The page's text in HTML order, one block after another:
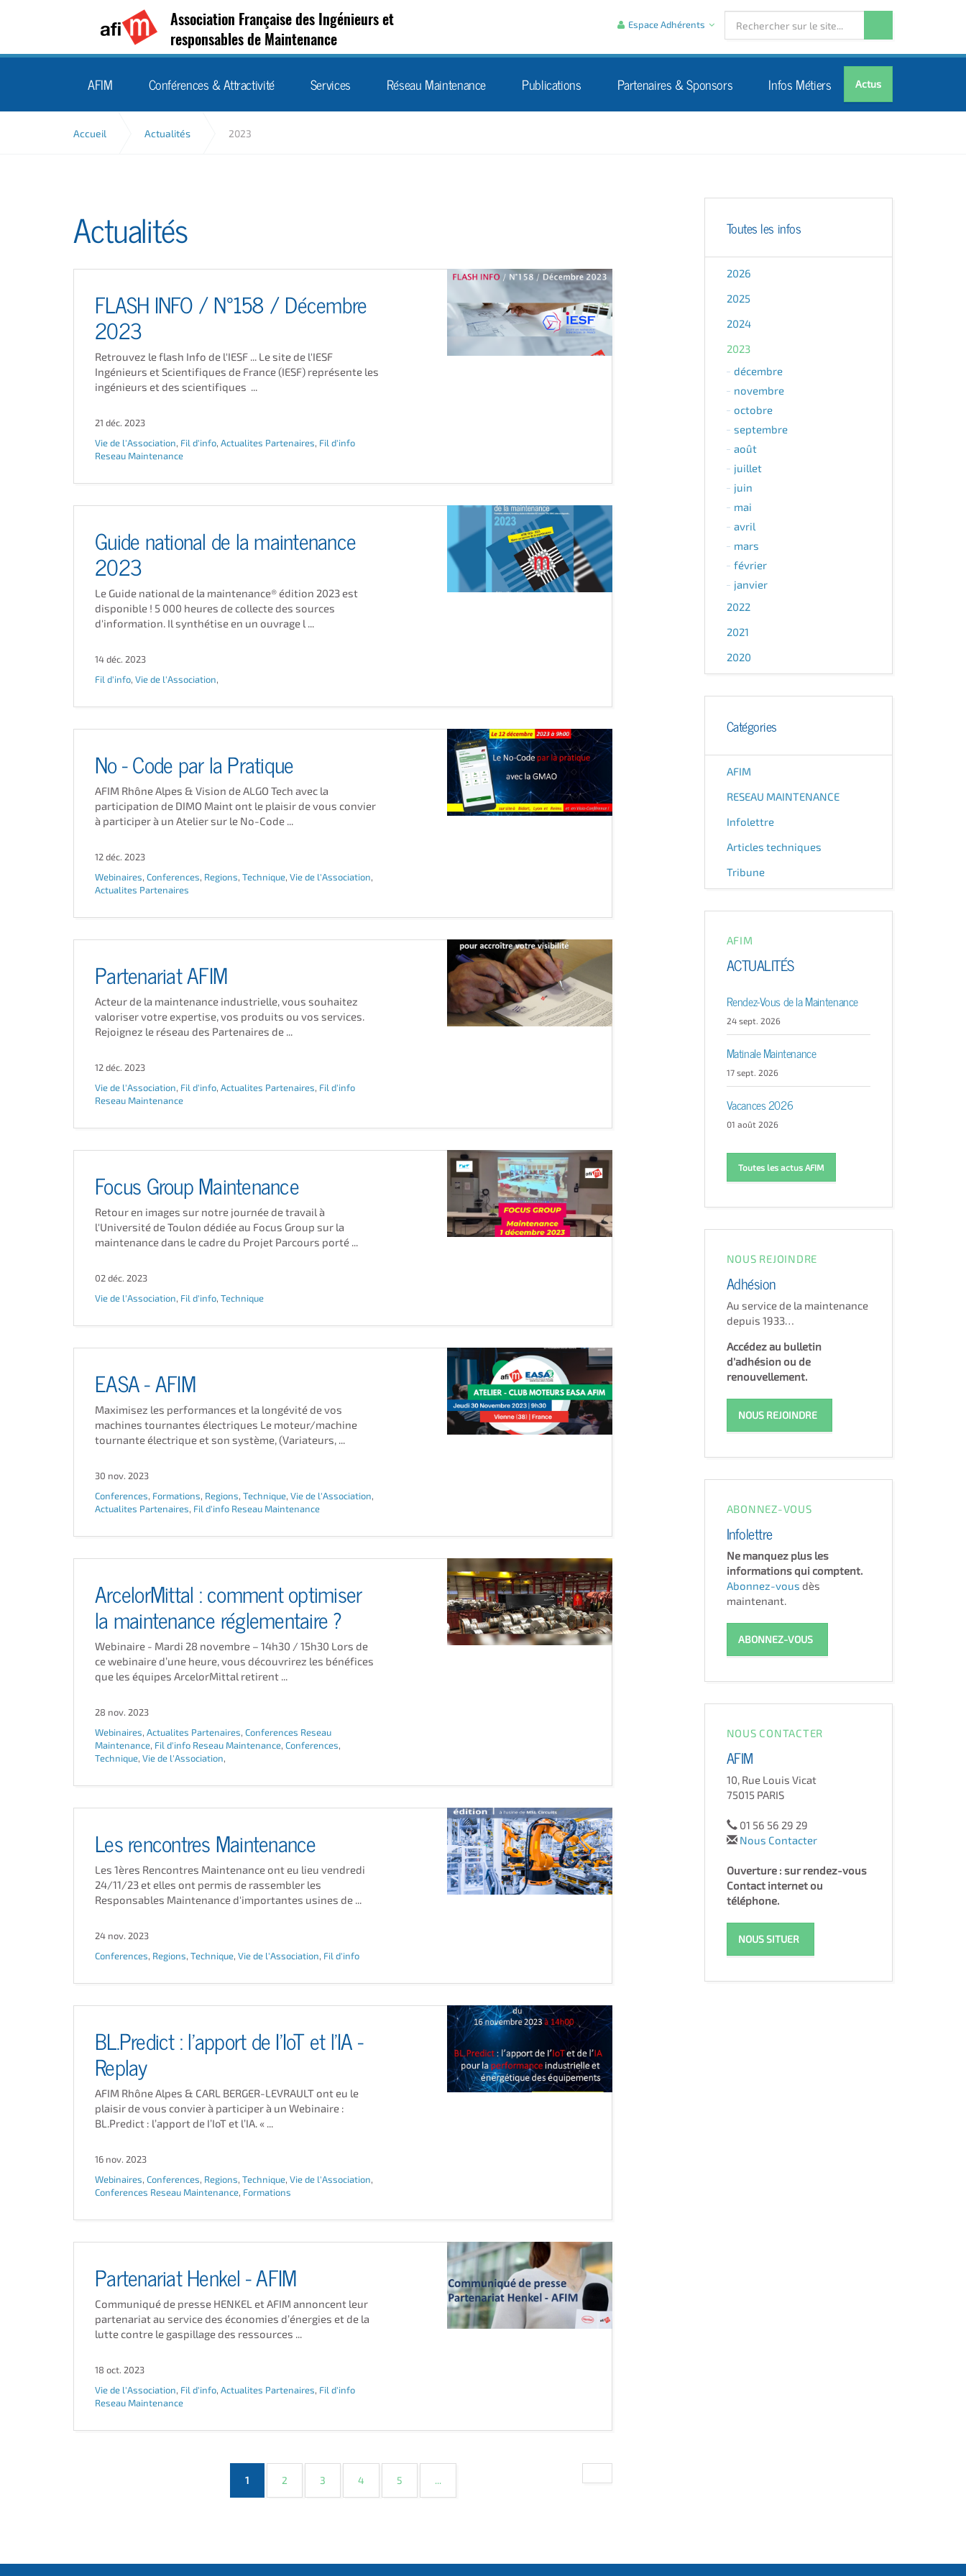
Association Française des Ingénieurs et
responsables de Maintenance
Actus
AFIM Conférences & Attractivité Services Réseau Maintenance Publications Partenaires & Sponsors Infos Métiers
Espace Adhérents
Accueil Actualités 2023
Actualités
FLASH INFO / N°158 / Décembre
2023
Retrouvez le flash Info de l'IESF ... Le site de l'IESF
Ingénieurs et Scientifiques de France (IESF) représente les
ingénieurs et des scientifiques ...
21 déc. 2023
Vie de l'Association, Fil d'info, Actualites Partenaires, Fil d'info
Reseau Maintenance
Guide national de la maintenance
2023
Le Guide national de la maintenance® édition 2023 est
disponible ! 5 000 heures de collecte des sources
d'information. Il synthétise en un ouvrage l ...
14 déc. 2023
Fil d'info, Vie de l'Association,
No - Code par la Pratique
AFIM Rhône Alpes & Vision de ALGO Tech avec la
participation de DIMO Maint ont le plaisir de vous convier
à participer à un Atelier sur le No-Code ...
12 déc. 2023
Webinaires, Conferences, Regions, Technique, Vie de l'Association,
Actualites Partenaires
Partenariat AFIM
Acteur de la maintenance industrielle, vous souhaitez
valoriser votre expertise, vos produits ou vos services.
Rejoignez le réseau des Partenaires de ...
12 déc. 2023
Vie de l'Association, Fil d'info, Actualites Partenaires, Fil d'info
Reseau Maintenance
Focus Group Maintenance
Retour en images sur notre journée de travail à
l'Université de Toulon dédiée au Focus Group sur la
maintenance dans le cadre du Projet Parcours porté ...
02 déc. 2023
Vie de l'Association, Fil d'info, Technique
EASA - AFIM
Maximisez les performances et la longévité de vos
machines tournantes électriques Le moteur/machine
tournante électrique et son système, (Variateurs, ...
30 nov. 2023
Conferences, Formations, Regions, Technique, Vie de l'Association,
Actualites Partenaires, Fil d'info Reseau Maintenance
ArcelorMittal : comment optimiser
la maintenance réglementaire ?
Webinaire - Mardi 28 novembre – 14h30 / 15h30 Lors de
ce webinaire d’une heure, vous découvrirez les bénéfices
que les équipes ArcelorMittal retirent ...
28 nov. 2023
Webinaires, Actualites Partenaires, Conferences Reseau
Maintenance, Fil d'info Reseau Maintenance, Conferences,
Technique, Vie de l'Association,
Les rencontres Maintenance
Les 1ères Rencontres Maintenance ont eu lieu vendredi
24/11/23 et elles ont permis de rassembler les
Responsables Maintenance d'importantes usines de ...
24 nov. 2023
Conferences, Regions, Technique, Vie de l'Association, Fil d'info
BL.Predict : l’apport de I’IoT et l’IA -
Replay
AFIM Rhône Alpes & CARL BERGER-LEVRAULT ont eu le
plaisir de vous convier à participer à un Webinaire :
BL.Predict : l’apport de I’IoT et l’IA. « ...
16 nov. 2023
Webinaires, Conferences, Regions, Technique, Vie de l'Association,
Conferences Reseau Maintenance, Formations
Partenariat Henkel - AFIM
Communiqué de presse HENKEL et AFIM annoncent leur
partenariat au service des économies d’énergies et de la
lutte contre le gaspillage des ressources ...
18 oct. 2023
Vie de l'Association, Fil d'info, Actualites Partenaires, Fil d'info
Reseau Maintenance
1(current)
2 3 4 5 ...
Toutes les infos
2026
2025
2024
2023
décembre
novembre
octobre
septembre
août
juillet
juin
mai
avril
mars
février
janvier
2022
2021
2020
Catégories
AFIM
RESEAU MAINTENANCE
Infolettre
Articles techniques
Tribune
AFIM
ACTUALITÉS
Rendez-Vous de la Maintenance
24 sept. 2026
Matinale Maintenance
17 sept. 2026
Vacances 2026
01 août 2026
Toutes les actus AFIM
NOUS REJOINDRE
Adhésion
Au service de la maintenance
depuis 1933…
Accédez au bulletin
d'adhésion ou de
renouvellement.
NOUS REJOINDRE
ABONNEZ-VOUS
Infolettre
Ne manquez plus les
informations qui comptent.
Abonnez-vous dès
maintenant.
ABONNEZ-VOUS
NOUS CONTACTER
AFIM
10, Rue Louis Vicat
75015 PARIS
01 56 56 29 29
Nous Contacter
Ouverture : sur rendez-vous
Contact internet ou
téléphone.
NOUS SITUER